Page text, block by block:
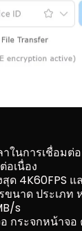
ในการเชื่อมต่
อเนื่อง
ด 4K60FPS
นาด ประเภท
s
กระจกหน้าจ